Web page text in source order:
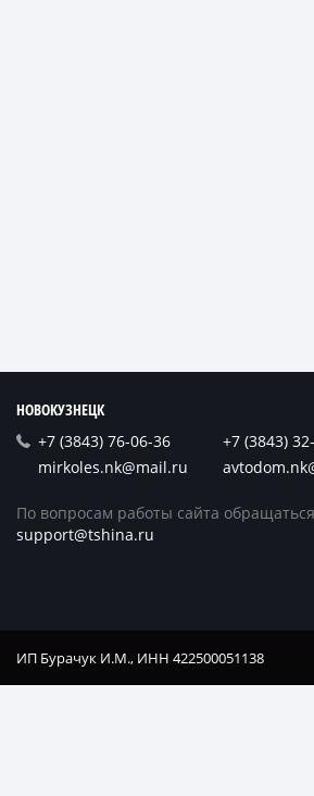
НОВОКУЗНЕЦК
+7 (3843) 76-06-36
+7 (3843)
mirkoles.nk@mail.ru
По вопросам работы сайта
support@tshina.ru
ИП Бурачук И.М., ИНН 422500051138